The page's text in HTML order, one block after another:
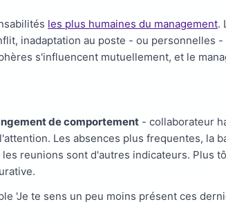
les plus humaines du management.
inadaptation au poste - ou personnelles -
s'influencent mutuellement, et le
de comportement - collaborateur
Les absences plus frequentes, la
reunions sont d'autres indicateurs. Plus
'Je te sens un peu moins présent ces